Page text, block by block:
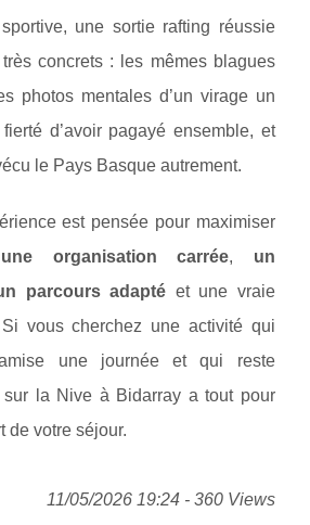
une sortie rafting réussie
concrets : les mêmes blagues
photos mentales d’un virage un
d’avoir pagayé ensemble, et
le Pays Basque autrement.
est pensée pour maximiser
une organisation carrée, un
parcours adapté et une vraie
vous cherchez une activité qui
une journée et qui reste
la Nive à Bidarray a tout pour
de votre séjour.
11/05/2026 19:24 - 360 Views